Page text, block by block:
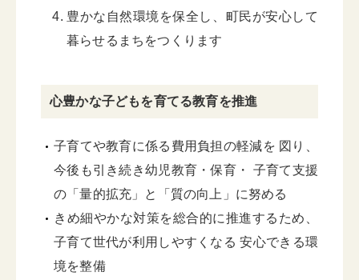
豊かな自然環境を保全し、町民が安心して
暮らせるまちをつくります
心豊かな子どもを育てる教育を推進
子育てや教育に係る費用負担の軽減を 図り、
今後も引き続き幼児教育・保育・ 子育て支援
の「量的拡充」と「質の向上」に努める
きめ細やかな対策を総合的に推進するため、
子育て世代が利用しやすくなる 安心できる環
境を整備